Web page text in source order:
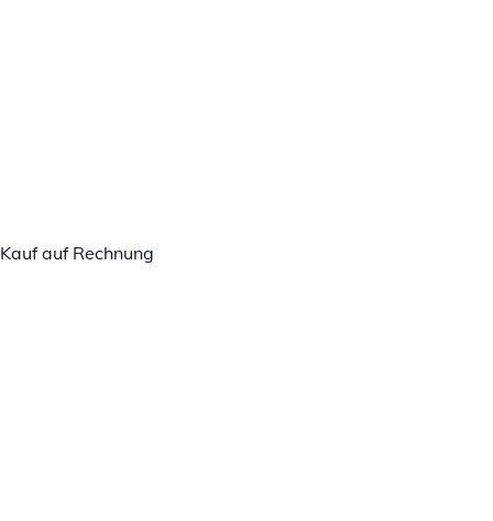
Kauf auf Rechnung